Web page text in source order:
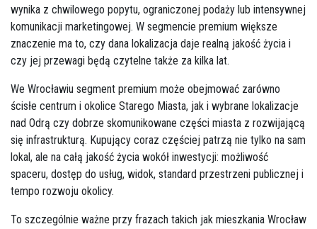
wynika z chwilowego popytu, ograniczonej podaży lub intensywnej
komunikacji marketingowej. W segmencie premium większe
znaczenie ma to, czy dana lokalizacja daje realną jakość życia i
czy jej przewagi będą czytelne także za kilka lat.
We Wrocławiu segment premium może obejmować zarówno
ścisłe centrum i okolice Starego Miasta, jak i wybrane lokalizacje
nad Odrą czy dobrze skomunikowane części miasta z rozwijającą
się infrastrukturą. Kupujący coraz częściej patrzą nie tylko na sam
lokal, ale na całą jakość życia wokół inwestycji: możliwość
spaceru, dostęp do usług, widok, standard przestrzeni publicznej i
tempo rozwoju okolicy.
To szczególnie ważne przy frazach takich jak mieszkania Wrocław